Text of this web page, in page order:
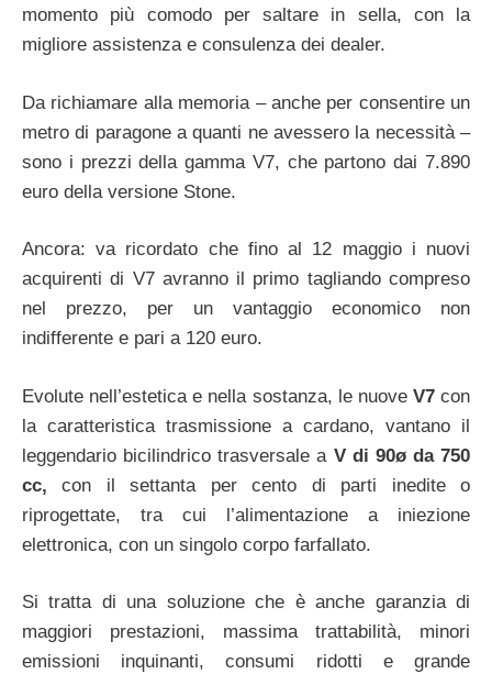
momento più comodo per saltare in sella, con la
migliore assistenza e consulenza dei dealer.
Da richiamare alla memoria – anche per consentire un
metro di paragone a quanti ne avessero la necessità –
sono i prezzi della gamma V7, che partono dai 7.890
euro della versione Stone.
Ancora: va ricordato che fino al 12 maggio i nuovi
acquirenti di V7 avranno il primo tagliando compreso
nel prezzo, per un vantaggio economico non
indifferente e pari a 120 euro.
Evolute nell’estetica e nella sostanza, le nuove V7con
la caratteristica trasmissione a cardano, vantano il
leggendario bicilindrico trasversale a V di 90ø da 750
cc, con il settanta per cento di parti inedite o
riprogettate, tra cui l’alimentazione a iniezione
elettronica, con un singolo corpo farfallato.
Si tratta di una soluzione che è anche garanzia di
maggiori prestazioni, massima trattabilità, minori
emissioni inquinanti, consumi ridotti e grande